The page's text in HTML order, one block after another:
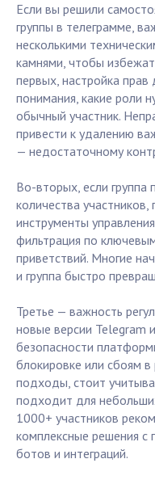
Если вы решили
группы в телеграмме,
несколькими
камнями, чтобы
первых, настройка прав
понимания, какие роли
обычный участник.
привести к удалению
— недостаточному
Во-вторых, если группа
количества
инструменты
фильтрация по
приветствий. Многие
и группа быстро
Третье — важность
новые версии Telegram
безопасности
блокировке или сбоям в
подходы, стоит
подходит для
1000+ участников
комплексные решения
ботов и интеграций.